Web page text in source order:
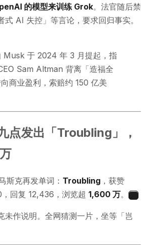
的模型来训练 Grok。法官随后禁
式 AI 失控」等言论，要求回归事实。
Musk 于 2024 年 3 月提起，指
Sam Altman 背离「造福全
商业盈利，索赔约 150 亿美
点发出「Troubling」，
斯克再发单词： Troubling ，获赞
回复 12,436，浏览超 1,600 万。
未作说明。全网猜测一片，坐等「岂